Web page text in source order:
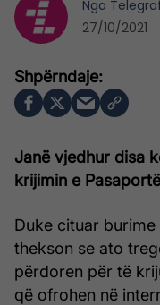
Janë vjedhur disa
krijimin e
Duke cituar
thekson se ato
përdoren për të
që ofrohen në
Nga
27/10/2021